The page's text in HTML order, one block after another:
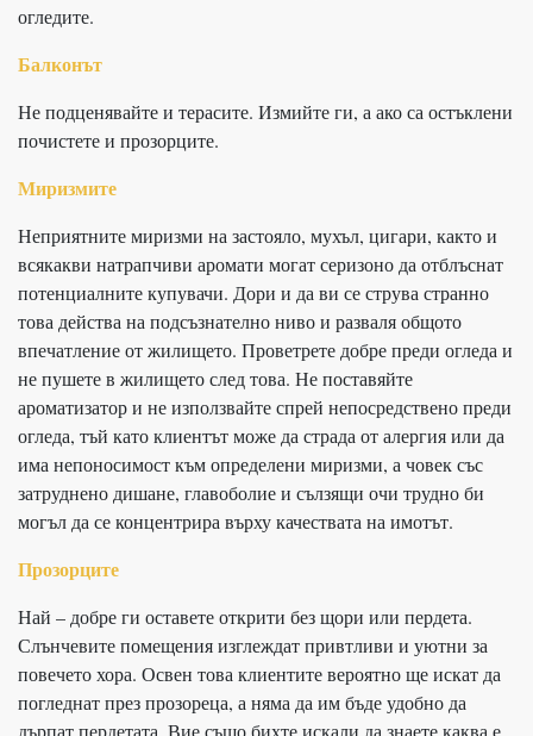
огледите.
Балконът
Не подценявайте и терасите. Измийте ги, а ако са остъклени
почистете и прозорците.
Миризмите
Неприятните миризми на застояло, мухъл, цигари, както и
всякакви натрапчиви аромати могат серизоно да отблъснат
потенциалните купувачи. Дори и да ви се струва странно
това действа на подсъзнателно ниво и разваля общото
впечатление от жилището. Проветрете добре преди огледа и
не пушете в жилището след това. Не поставяйте
ароматизатор и не използвайте спрей непосредствено преди
огледа, тъй като клиентът може да страда от алергия или да
има непоносимост към определени миризми, а човек със
затруднено дишане, главоболие и сълзящи очи трудно би
могъл да се концентрира върху качествата на имотът.
Прозорците
Най – добре ги оставете открити без щори или пердета.
Слънчевите помещения изглеждат привтливи и уютни за
повечето хора. Освен това клиентите вероятно ще искат да
погледнат през прозореца, а няма да им бъде удобно да
дърпат пердетата. Вие също бихте искали да знаете каква е